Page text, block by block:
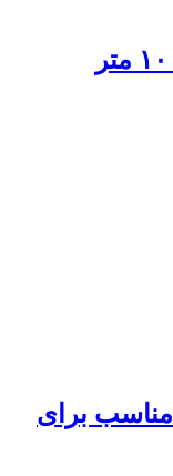
کابل تبدیل کامپوننت به RCA مناسب برای